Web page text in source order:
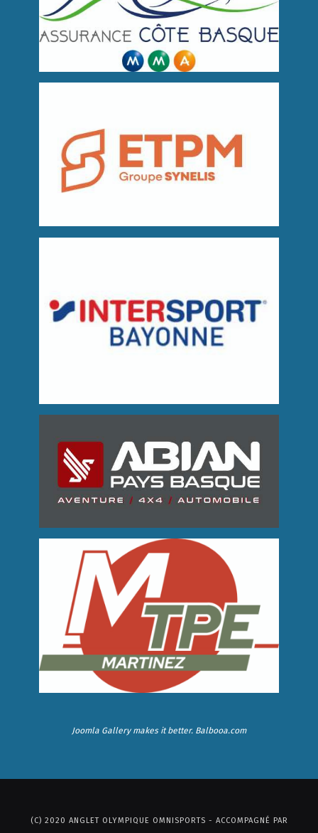
Joomla Gallerymakes it better. Balbooa.com
(C) 2020 ANGLET OLYMPIQUE OMNISPORTS - ACCOMPAGNÉ PAR